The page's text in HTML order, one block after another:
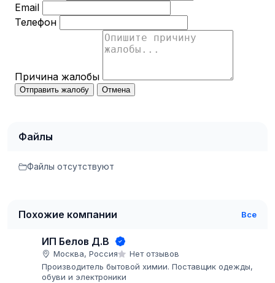
Email
Телефон
Причина жалобы
Отправить жалобу Отмена
Файлы
Файлы отсутствуют
Похожие компании Все
ИП Белов Д.В
Москва, Россия
Нет отзывов
Производитель бытовой химии. Поставщик одежды,
обуви и электроники